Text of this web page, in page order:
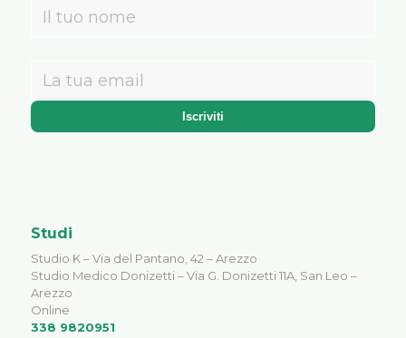
Studi
Studio K – Via del Pantano, 42 – Arezzo
Studio Medico Donizetti – Via G. Donizetti 11A, San Leo –
Arezzo
Online
338 9820951